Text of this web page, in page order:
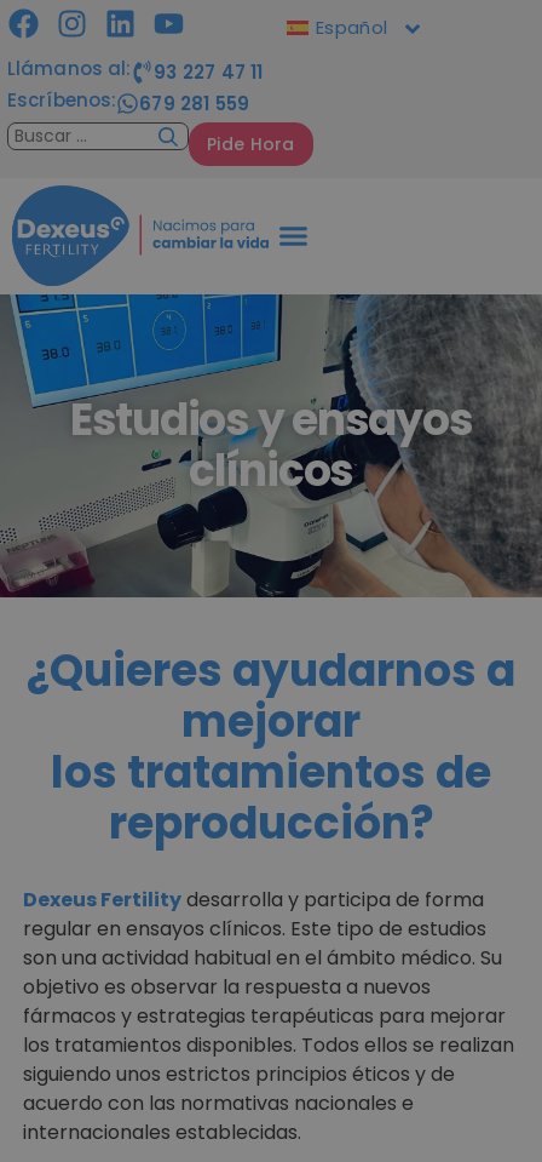
Llámanos al:
93 227 47 11
Escríbenos:
679 281 559
Pide Hora
Español
Estudios y ensayos
clínicos
¿Quieres ayudarnos a
mejorar
los tratamientos de
reproducción?
Dexeus Fertilitydesarrolla y participa de forma
regular en ensayos clínicos. Este tipo de estudios
son una actividad habitual en el ámbito médico. Su
objetivo es observar la respuesta a nuevos
fármacos y estrategias terapéuticas para mejorar
los tratamientos disponibles. Todos ellos se realizan
siguiendo unos estrictos principios éticos y de
acuerdo con las normativas nacionales e
internacionales establecidas.